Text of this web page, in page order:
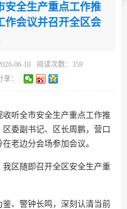
安全生产重点工作推
作会议并召开全区会
06-10 阅读次数： 359
享：
听全市安全生产重点工作推
委副书记、区长周鹏，营口
老边分会场参加会议。
区随即召开全区安全生产重
、警钟长鸣，深刻认清当前